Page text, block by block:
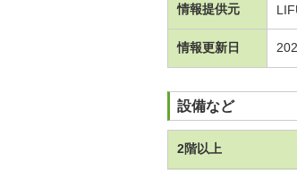
情報提供元
情報更新日
設備など
2階以上